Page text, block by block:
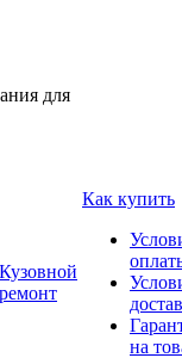
для
Кузовной
ремонт
Как купить
на